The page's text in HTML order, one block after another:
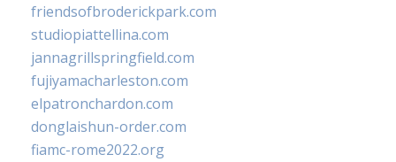
friendsofbroderickpark.com
studiopiattellina.com
jannagrillspringfield.com
fujiyamacharleston.com
elpatronchardon.com
donglaishun-order.com
fiamc-rome2022.org